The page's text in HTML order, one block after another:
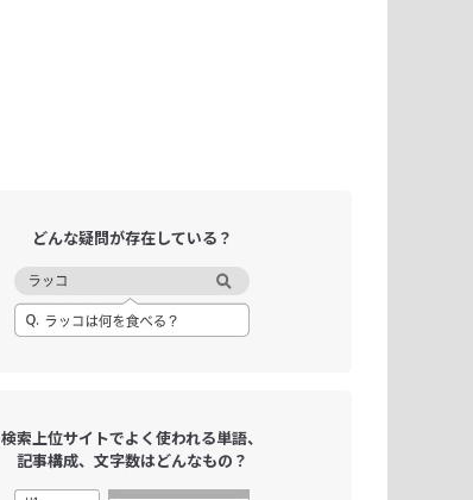
どんな疑問が存在している？
検索上位サイトでよく使われる単語、
記事構成、文字数はどんなもの？